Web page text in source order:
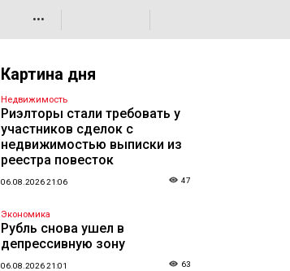
•••
Картина дня
Недвижимость
Риэлторы стали требовать у
участников сделок с
недвижимостью выписки из
реестра повесток
06.08.2026 21:06 47
Экономика
Рубль снова ушел в
депрессивную зону
06.08.2026 21:01 63